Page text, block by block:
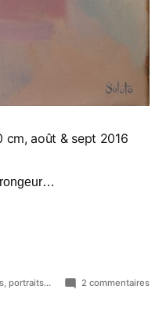
cm, août & sept 2016
portraits... 2 commentairessur